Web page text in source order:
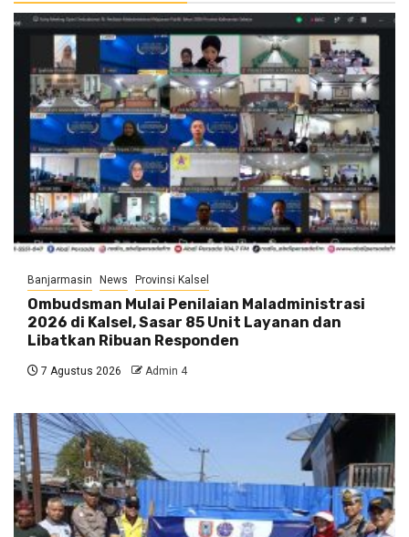
Banjarmasin News Provinsi Kalsel
Ombudsman Mulai Penilaian Maladministrasi
2026 di Kalsel, Sasar 85 Unit Layanan dan
Libatkan Ribuan Responden
7 Agustus 2026 Admin 4